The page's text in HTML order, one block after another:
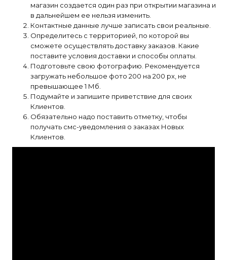
магазин создается один раз при открытии магазина и
в дальнейшем ее нельзя изменить.
Контактные данные лучше записать свои реальные.
Определитесь с территорией, по которой вы
сможете осуществлять доставку заказов. Какие
поставите условия доставки и способы оплаты.
Подготовьте свою фотографию. Рекомендуется
загружать небольшое фото 200 на 200 px, не
превышающее 1 Мб.
Подумайте и запишите приветствие для своих
Клиентов.
Обязательно надо поставить отметку, чтобы
получать смс-уведомления о заказах Новых
Клиентов.